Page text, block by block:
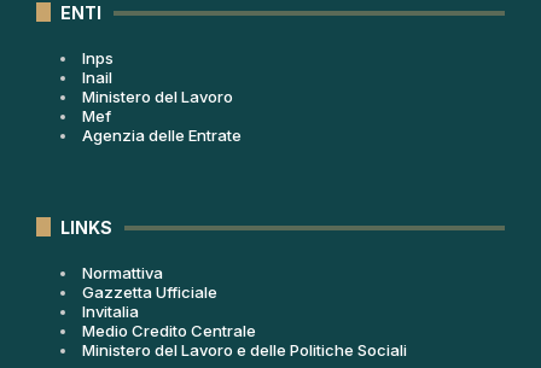
ENTI
Inps
Inail
Ministero del Lavoro
Mef
Agenzia delle Entrate
LINKS
Normattiva
Gazzetta Ufficiale
Invitalia
Medio Credito Centrale
Ministero del Lavoro e delle Politiche Sociali